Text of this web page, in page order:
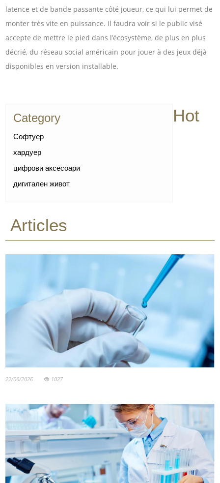
latence et de bande passante côté joueur, ce qui lui permet de
monter très vite en puissance. Il faudra voir si le public visé
accepte de mettre le pied dans l’écosystème, de plus en plus
décrié, du réseau social américain pour jouer à des jeux déjà
disponibles en version installable.
Category
Софтуер
хардуер
цифрови аксесоари
дигитален живот
Hot
Articles
22/06/2026 1027